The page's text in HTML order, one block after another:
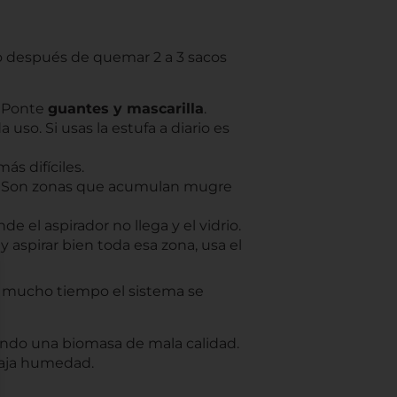
de quemar 2 a 3 sacos
Ponte guantes y mascarilla.
Si usas la estufa a diario es
difíciles.
zonas que acumulan mugre
el aspirador no llega y el vidrio.
aspirar bien toda esa zona, usa el
tiempo el sistema se
una biomasa de mala calidad.
humedad.